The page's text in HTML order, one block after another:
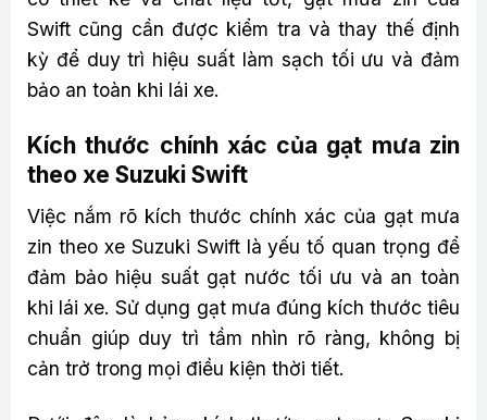
Swift cũng cần được kiểm tra và thay thế định
kỳ để duy trì hiệu suất làm sạch tối ưu và đảm
bảo an toàn khi lái xe.
Kích thước chính xác của gạt mưa zin
theo xe Suzuki Swift
Việc nắm rõ kích thước chính xác của gạt mưa
zin theo xe Suzuki Swift là yếu tố quan trọng để
đảm bảo hiệu suất gạt nước tối ưu và an toàn
khi lái xe. Sử dụng gạt mưa đúng kích thước tiêu
chuẩn giúp duy trì tầm nhìn rõ ràng, không bị
cản trở trong mọi điều kiện thời tiết.